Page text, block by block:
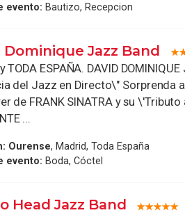
evento: Bautizo, Recepcion
Dominique Jazz Band
TODA ESPAÑA. DAVID
del Jazz en Directo\" Sorprenda
de FRANK SINATRA y su \'Tributo
...
Ourense, Madrid, Toda España
evento: Boda, Cóctel
Head Jazz Band